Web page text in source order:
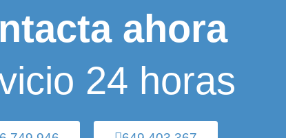
ahora
24 horas